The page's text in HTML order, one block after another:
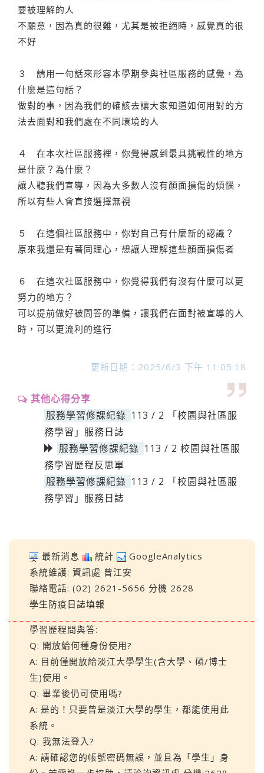
要被理解的人
不願意，因為真的很難，尤其是被拒絕時，感覺真的很
不好
３ 請用一句話來形容本學期參與社區服務的感覺，為
什麼是這句話？
做對的事，因為我們的確該去讓大家知道如何用對的方
法去面對和我們處在不同環境的人
４ 在本次社區服務裡，你覺得感到最具挑戰性的地方
是什麼？為什麼？
讓人聽我們宣導，因為大多數人沒有顏面損傷的煩惱，
所以有些人會直接選擇無視
５ 在這個社區服務中，你對自己有什麼新的認識？
原來我還是有著同理心，想讓人理解這些顏面損傷者
６ 在這次社區服務中，你覺得我們有沒有什麼可以更
努力的地方？
可以提前做好被問答的準備，讓我們在面對被宣導的人
時，可以更流利的進行
更新日期：2025/6/3 下午 11:05:18
其他心得分享
服務學習修課紀錄 113 / 2 「校園與社區服
務學習」服務日誌
服務學習修課紀錄 113 / 2 校園與社區服
務學習歷程反思單
服務學習修課紀錄 113 / 2 「校園與社區服
務學習」服務日誌
最新消息 統計
GoogleAnalytics
系統維護: 資訊處 曾江安
聯絡電話: (02) 2621-5656 分機 2628
學生防疫日誌填報
學習歷程問與答:
Q: 開放給何種身份使用?
A: 目前僅開放給淡江大學學生(含大學、碩/博士
生)使用。
Q: 畢業後仍可使用嗎?
A: 是的！只要曾是淡江大學的學生，都能使用此
系統。
Q: 我無法登入?
A: 請確認您的帳號密碼無誤，並且為「學生」身